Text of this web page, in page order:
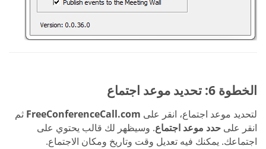
الخطوة 6: تحديد موعد اجتماع
لتحديد موعد اجتماع، انقر على FreeConferenceCall.com ثم
انقر على حدد موعد اجتماع. وسيظهر لك قالب يحتوي على
اجتماعك. يمكنك فيه تعديل وقت وتاريخ ومكان الاجتماع.